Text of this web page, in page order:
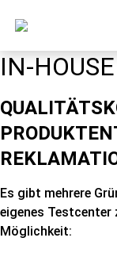
IN-
Es gibt mehrere
eigenes Testcenter
Möglichkeit: